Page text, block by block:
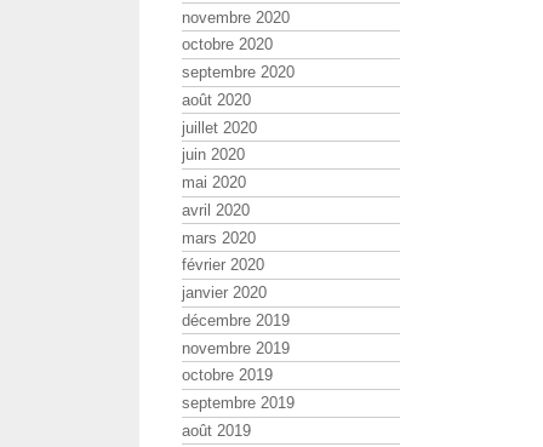
novembre 2020
octobre 2020
septembre 2020
août 2020
juillet 2020
juin 2020
mai 2020
avril 2020
mars 2020
février 2020
janvier 2020
décembre 2019
novembre 2019
octobre 2019
septembre 2019
août 2019